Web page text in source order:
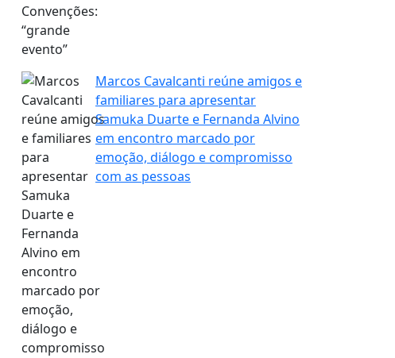
Marcos Cavalcanti reúne amigos e
familiares para apresentar
Samuka Duarte e Fernanda Alvino
em encontro marcado por
emoção, diálogo e compromisso
com as pessoas